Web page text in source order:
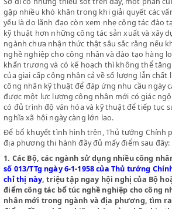
Một số Bộ chưa trực tiếp chỉ đạo việc đào
còn khoán trắng cho cơ sở, trong bộ máy
chuyên trách theo dõi nắm tình hình giúp
đã có kinh phí về đào tạo thợ nhưng vì
không sát nên các cơ sở gặp khó khăn về
Sở dĩ có những thiếu sót trên đây, một
gặp nhiều khó khăn trong khi giải quyết
yếu là do lãnh đạo còn xem nhẹ công tác
kỹ thuật hơn những công tác sản xuất và
ngành chưa nhận thức thật sâu sắc rằng
nghề nghiệp cho công nhân và đào tạo
khẩn trương và có kế hoạch thì không
của giai cấp công nhân cả về số lượng
công nhân kỹ thuật để đáp ứng nhu cầu
được một lực lượng công nhân mới có
có đủ trình độ văn hóa và kỹ thuật để
nghĩa xã hội ngày càng lớn lao.